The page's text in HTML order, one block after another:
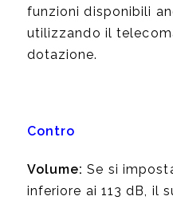
funzioni disponibili
utilizzando il
dotazione.
Contro
Volume: Se si
inferiore ai 113 dB, il